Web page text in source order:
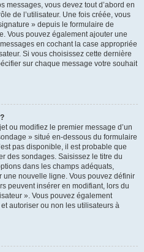
messages, vous devez tout d’abord en
de l’utilisateur. Une fois créée, vous
» depuis le formulaire de
Vous pouvez également ajouter une
en cochant la case appropriée
Si vous choisissez cette dernière
sur chaque message votre souhait
ou modifiez le premier message d’un
» situé en-dessous du formulaire
pas disponible, il est probable que
des sondages. Saisissez le titre du
dans les champs adéquats,
nouvelle ligne. Vous pouvez définir
peuvent insérer en modifiant, lors du
». Vous pouvez également
autoriser ou non les utilisateurs à